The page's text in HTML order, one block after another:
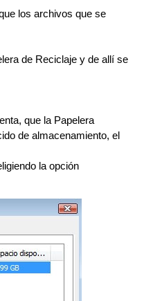
los archivos que se
de Reciclaje y de allí se
que la Papelera
de almacenamiento, el
la opción